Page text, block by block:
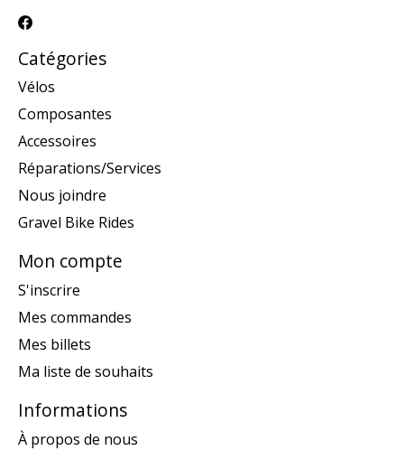
Catégories
Vélos
Composantes
Accessoires
Réparations/Services
Nous joindre
Gravel Bike Rides
Mon compte
S'inscrire
Mes commandes
Mes billets
Ma liste de souhaits
Informations
À propos de nous